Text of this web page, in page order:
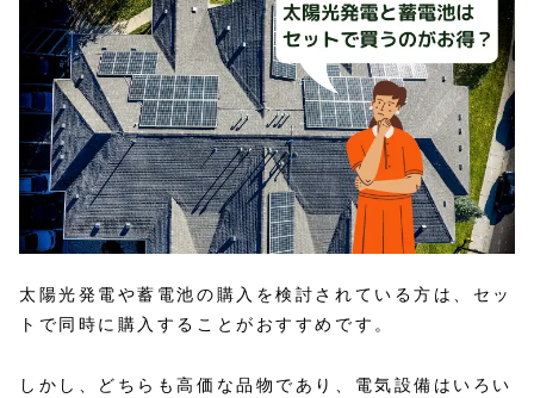
太陽光発電や蓄電池の購入を検討されている方は、セッ
トで同時に購入することがおすすめです。
しかし、どちらも高価な品物であり、電気設備はいろい